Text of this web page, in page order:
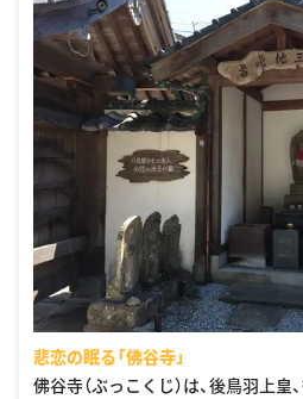
悲恋の眠る「佛谷寺」
佛谷寺（ぶっこくじ）は、後鳥羽上